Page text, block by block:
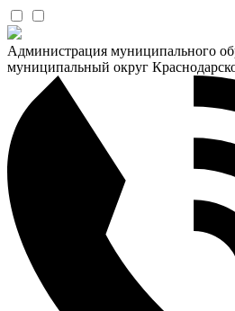
Администрация муниципального
муниципальный округ